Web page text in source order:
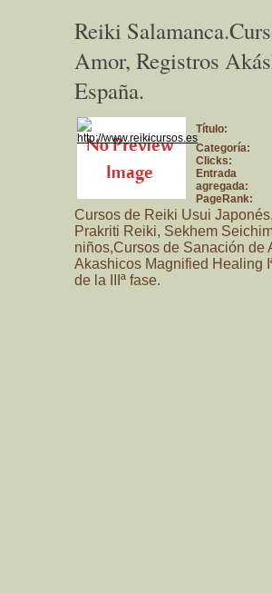
Reiki
Amor, Registros
España.
Título:
Categoría:
Clicks:
Entrada
agregada:
PageRank:
Cursos de Reiki Usui
Prakriti Reiki, Sekhem
niños,Cursos de Sanación de
Akashicos Magnified Healing
de la IIIª fase.